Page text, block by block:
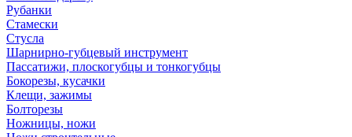
Рубанки
Стамески
Стусла
Шарнирно-губцевый инструмент
Пассатижи, плоскогубцы и тонкогубцы
Бокорезы, кусачки
Клещи, зажимы
Болторезы
Ножницы, ножи